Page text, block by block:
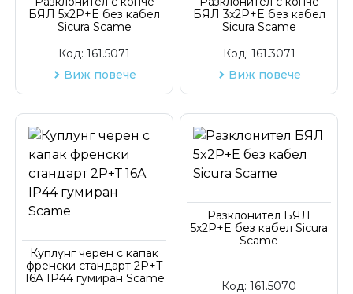
БЯЛ 5x2P+E без кабел
Sicura Scame
Код: 161.5071
Виж повече
БЯЛ 3x2P+E без кабел
Sicura Scame
Код: 161.3071
Виж повече
Куплунг черен с капак
френски стандарт 2P+Т
16A ІP44 гумиран Scame
Разклонител БЯЛ
5x2P+E без кабел Sicura
Scame
Код: 161.5070